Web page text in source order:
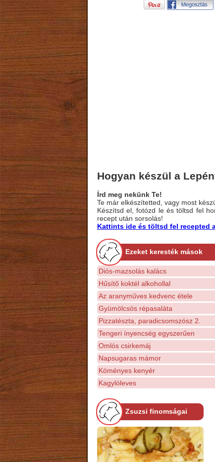
Hogyan készül a
Írd meg nekünk Te!
Te már elkészítetted, vagy most
Készítsd el, fotózd le és töltsd fel
recept után sorsolás!
Kattints ide és töltsd fel recepted
Ezeket keresték mások
Diós-mazsolás kalács
Hűsítő koktél alkohollal
Az aranyműves kedvenc étele
Gyümölcsös répasaláta
Pizzatészta, paradicsomszósz 2.
Tengeri ínyencség egyszerűen
Omlós csirkemáj
Napsugaras mámor
Köményes kenyér
Kagylóleves
Zsuzsi finomságai